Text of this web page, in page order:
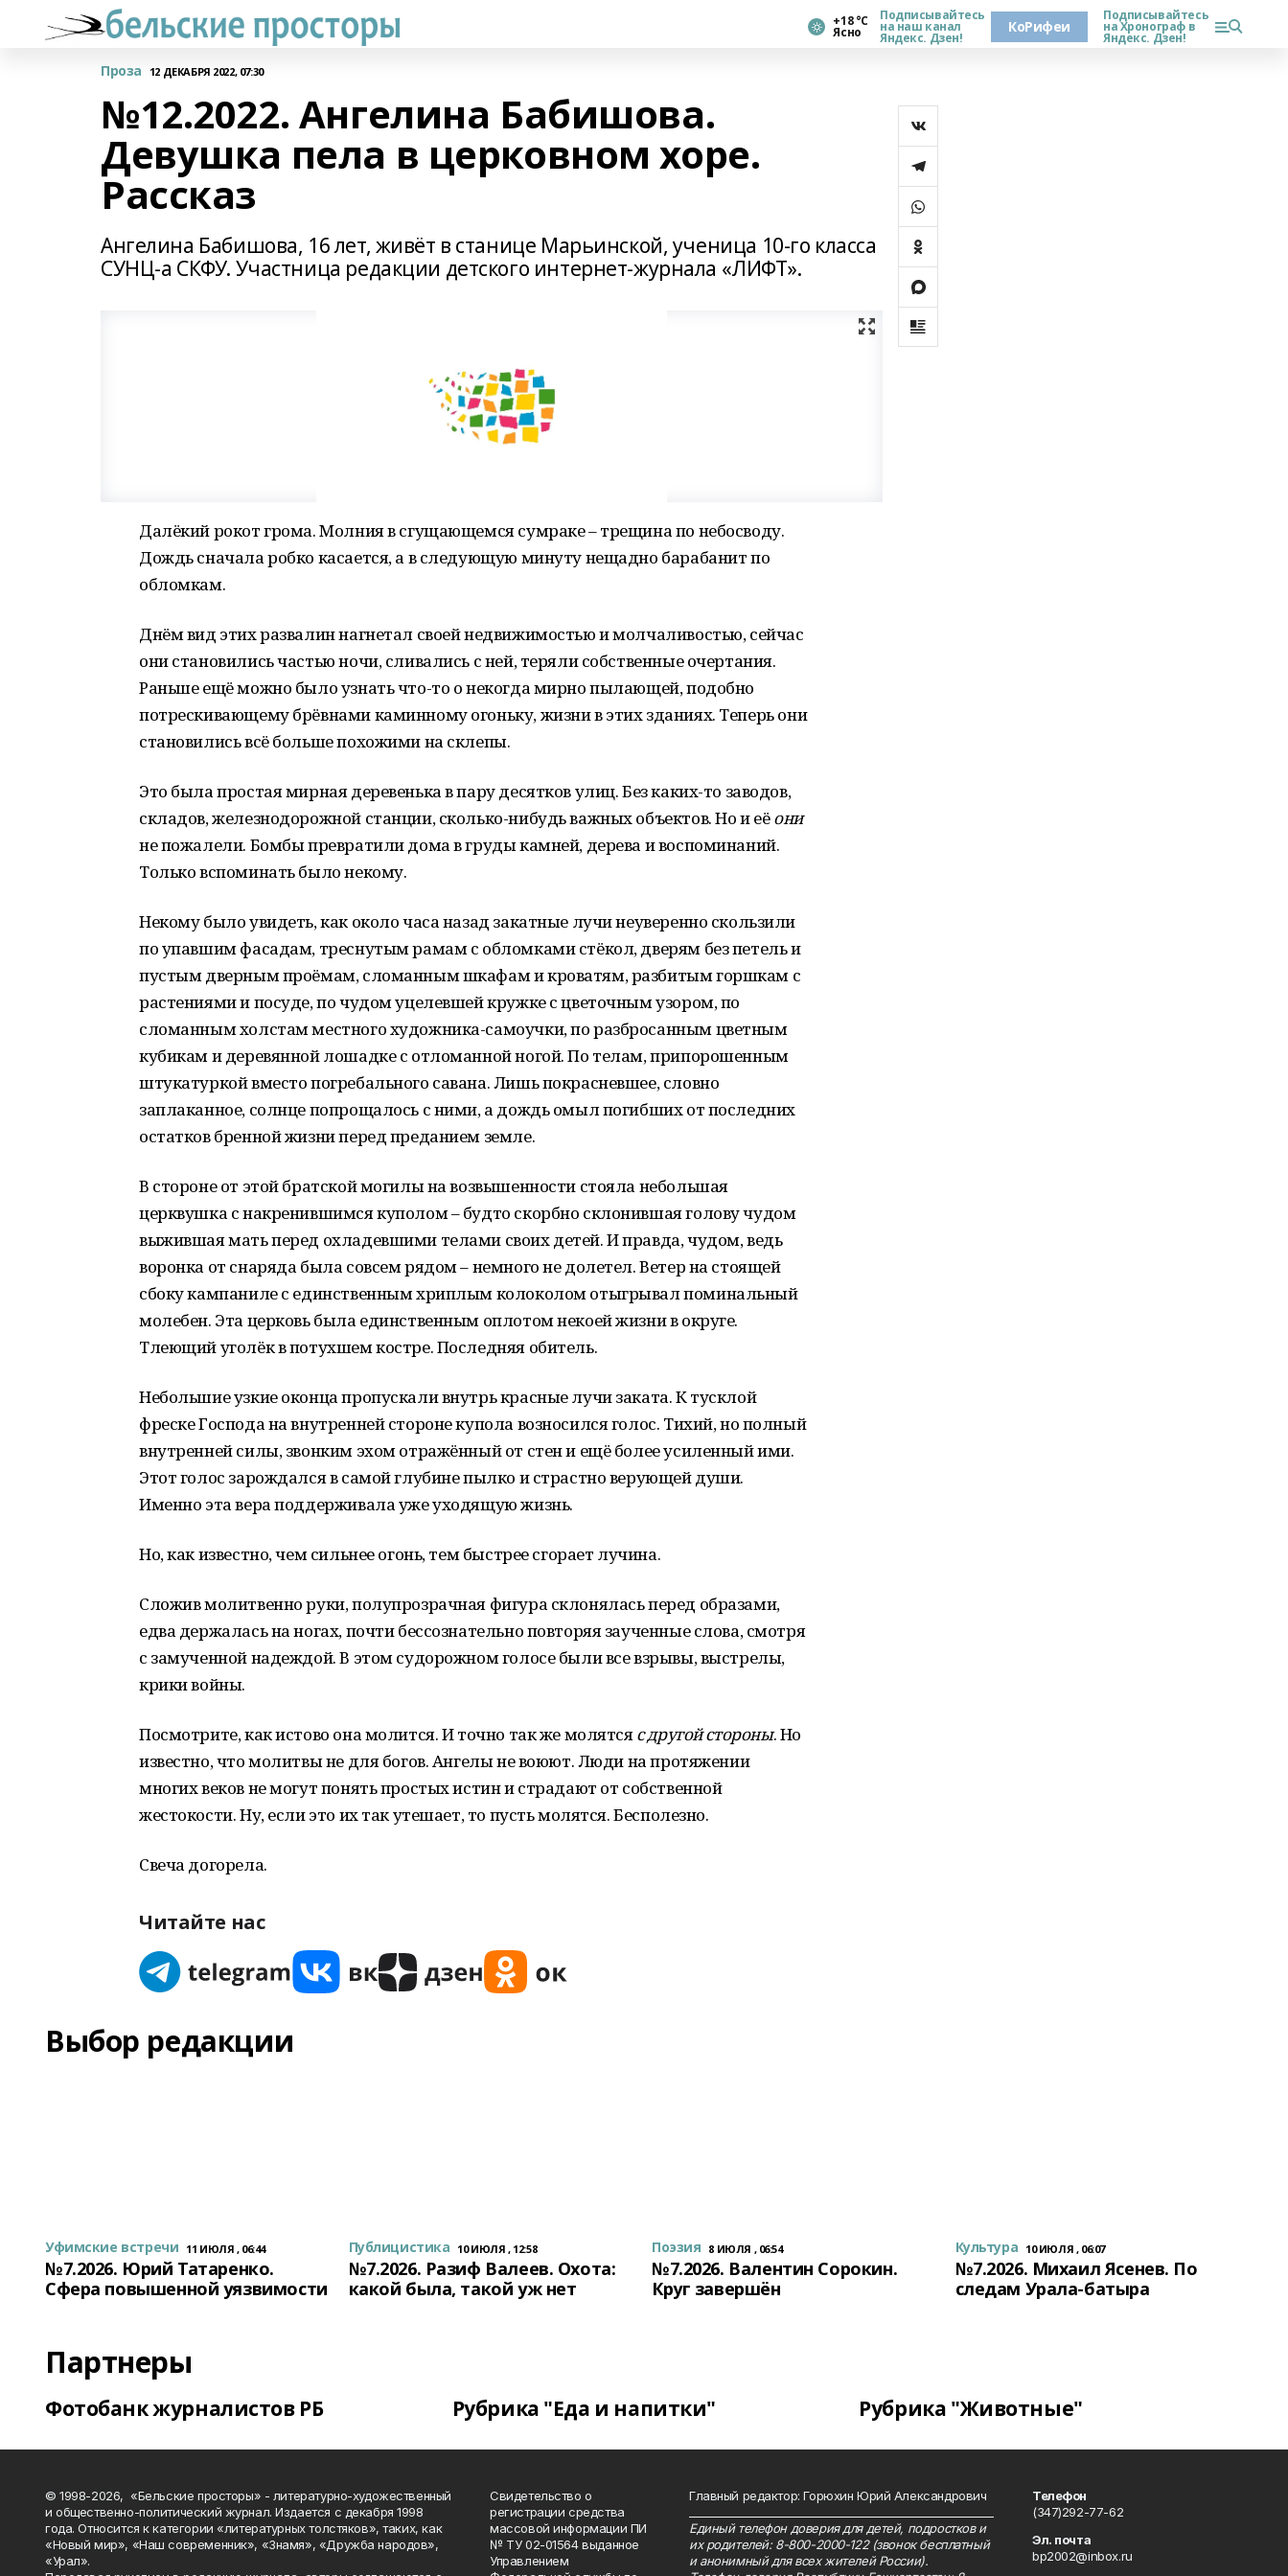
+18 °С
Ясно
Подписывайтесь
на наш канал
Яндекс. Дзен!
КоРифеи
Подписывайтесь
на Хронограф в
Яндекс. Дзен!
Проза 12 ДЕКАБРЯ 2022, 07:30
№12.2022. Ангелина Бабишова.
Девушка пела в церковном хоре.
Рассказ
Ангелина Бабишова, 16 лет, живёт в станице Марьинской, ученица 10-го класса
СУНЦ-а СКФУ. Участница редакции детского интернет-журнала «ЛИФТ».
Далёкий рокот грома. Молния в сгущающемся сумраке – трещина по небосводу.
Дождь сначала робко касается, а в следующую минуту нещадно барабанит по
обломкам.
Днём вид этих развалин нагнетал своей недвижимостью и молчаливостью, сейчас
они становились частью ночи, сливались с ней, теряли собственные очертания.
Раньше ещё можно было узнать что-то о некогда мирно пылающей, подобно
потрескивающему брёвнами каминному огоньку, жизни в этих зданиях. Теперь они
становились всё больше похожими на склепы.
Это была простая мирная деревенька в пару десятков улиц. Без каких-то заводов,
складов, железнодорожной станции, сколько-нибудь важных объектов. Но и еёони
не пожалели. Бомбы превратили дома в груды камней, дерева и воспоминаний.
Только вспоминать было некому.
Некому было увидеть, как около часа назад закатные лучи неуверенно скользили
по упавшим фасадам, треснутым рамам с обломками стёкол, дверям без петель и
пустым дверным проёмам, сломанным шкафам и кроватям, разбитым горшкам с
растениями и посуде, по чудом уцелевшей кружке с цветочным узором, по
сломанным холстам местного художника-самоучки, по разбросанным цветным
кубикам и деревянной лошадке с отломанной ногой. По телам, припорошенным
штукатуркой вместо погребального савана. Лишь покрасневшее, словно
заплаканное, солнце попрощалось с ними, а дождь омыл погибших от последних
остатков бренной жизни перед преданием земле.
В стороне от этой братской могилы на возвышенности стояла небольшая
церквушка с накренившимся куполом – будто скорбно склонившая голову чудом
выжившая мать перед охладевшими телами своих детей. И правда, чудом, ведь
воронка от снаряда была совсем рядом – немного не долетел. Ветер на стоящей
сбоку кампаниле с единственным хриплым колоколом отыгрывал поминальный
молебен. Эта церковь была единственным оплотом некоей жизни в округе.
Тлеющий уголёк в потухшем костре. Последняя обитель.
Небольшие узкие оконца пропускали внутрь красные лучи заката. К тусклой
фреске Господа на внутренней стороне купола возносился голос. Тихий, но полный
внутренней силы, звонким эхом отражённый от стен и ещё более усиленный ими.
Этот голос зарождался в самой глубине пылко и страстно верующей души.
Именно эта вера поддерживала уже уходящую жизнь.
Но, как известно, чем сильнее огонь, тем быстрее сгорает лучина.
Сложив молитвенно руки, полупрозрачная фигура склонялась перед образами,
едва держалась на ногах, почти бессознательно повторяя заученные слова, смотря
с замученной надеждой. В этом судорожном голосе были все взрывы, выстрелы,
крики войны.
Посмотрите, как истово она молится. И точно так же молятсяс другой стороны. Но
известно, что молитвы не для богов. Ангелы не воюют. Люди на протяжении
многих веков не могут понять простых истин и страдают от собственной
жестокости. Ну, если это их так утешает, то пусть молятся. Бесполезно.
Свеча догорела.
Читайте нас
Выбор редакции
Уфимские встречи 11 ИЮЛЯ , 06:44
№7.2026. Юрий Татаренко.
Сфера повышенной уязвимости
Публицистика 10 ИЮЛЯ , 12:58
№7.2026. Разиф Валеев. Охота:
какой была, такой уж нет
Поэзия 8 ИЮЛЯ , 06:54
№7.2026. Валентин Сорокин.
Круг завершён
Культура 10 ИЮЛЯ , 06:07
№7.2026. Михаил Ясенев. По
следам Урала-батыра
Партнеры
Фотобанк журналистов РБ Рубрика "Еда и напитки" Рубрика "Животные"
© 1998-2026, «Бельские просторы» - литературно-художественный
и общественно-политический журнал. Издается с декабря 1998
года. Относится к категории «литературных толстяков», таких, как
«Новый мир», «Наш современник», «Знамя», «Дружба народов»,
«Урал».
Свидетельство о
регистрации средства
массовой информации ПИ
№ ТУ 02-01564 выданное
Управлением
Главный редактор: Горюхин Юрий Александрович
Единый телефон доверия для детей, подростков и
их родителей: 8-800-2000-122 (звонок бесплатный
и анонимный для всех жителей России).
Телефон
(347)292-77-62
Эл. почта
bp2002@inbox.ru